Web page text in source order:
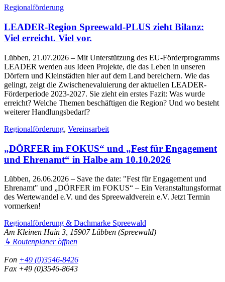
Regionalförderung
LEADER-Region Spreewald-PLUS zieht Bilanz:
Viel erreicht. Viel vor.
Lübben, 21.07.2026 – Mit Unterstützung des EU-Förderprogramms
LEADER werden aus Ideen Projekte, die das Leben in unseren
Dörfern und Kleinstädten hier auf dem Land bereichern. Wie das
gelingt, zeigt die Zwischenevaluierung der aktuellen LEADER-
Förderperiode 2023-2027. Sie zieht ein erstes Fazit: Was wurde
erreicht? Welche Themen beschäftigen die Region? Und wo besteht
weiterer Handlungsbedarf?
Regionalförderung, Vereinsarbeit
„DÖRFER im FOKUS“ und „Fest für Engagement
und Ehrenamt“ in Halbe am 10.10.2026
Lübben, 26.06.2026 – Save the date: "Fest für Engagement und
Ehrenamt" und „DÖRFER im FOKUS“ – Ein Veranstaltungsformat
des Wertewandel e.V. und des Spreewaldverein e.V. Jetzt Termin
vormerken!
Regionalförderung & Dachmarke Spreewald
Am Kleinen Hain 3, 15907 Lübben (Spreewald)
↳ Routenplaner öffnen
Fon +49 (0)3546-8426
Fax +49 (0)3546-8643